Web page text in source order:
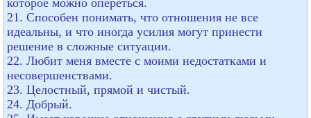
21. Способен понимать, что отношения не все
идеальны, и что иногда усилия могут принести
решение в сложные ситуации.
22. Любит меня вместе с моими недостатками и
несовершенствами.
23. Целостный, прямой и чистый.
24. Добрый.